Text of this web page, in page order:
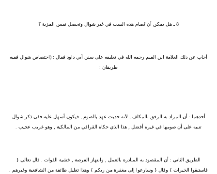
هل يمكن أن تُصام هذه الست في غير شوال وتحصل نفس المزية ؟
أجاب عن ذلك العلامة ابن القيم رحمه الله في تعليقه على سنن أبي داود فقال : (اختصاص شوال ففيه
طريقان :
‏أحدهما : أن المراد به الرفق بالمكلف , لأنه حديث عهد بالصوم , فيكون أسهل عليه ففي ذكر شوال
تنبيه على أن صومها في غيره أفضل , هذا الذي حكاه القرافي من المالكية , وهو غريب عجيب .
‏الطريق الثاني : أن المقصود به المبادرة بالعمل , وانتهاز الفرصة , خشية الفوات . قال تعالى {
فاستبقوا الخيرات } وقال { وسارعوا إلى مغفرة من ربكم } وهذا تعليل طائفة من الشافعية وغيرهم .